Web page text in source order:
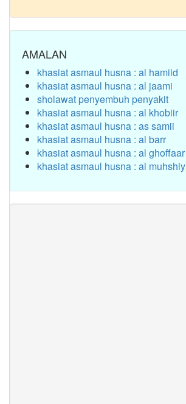
AMALAN
khasiat asmaul husna : al hamiid
khasiat asmaul husna : al jaami
sholawat penyembuh penyakit
khasiat asmaul husna : al khobiir
khasiat asmaul husna : as samii
khasiat asmaul husna : al barr
khasiat asmaul husna : al ghoffaar
khasiat asmaul husna : al muhshiy